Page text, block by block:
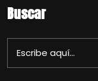
Buscar